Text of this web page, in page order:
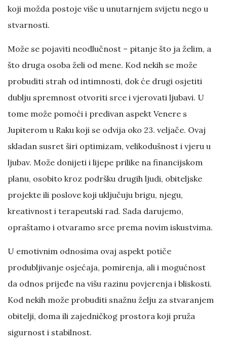
koji možda postoje više u unutarnjem svijetu nego u
stvarnosti.
Može se pojaviti neodlučnost – pitanje što ja želim, a
što druga osoba želi od mene. Kod nekih se može
probuditi strah od intimnosti, dok će drugi osjetiti
dublju spremnost otvoriti srce i vjerovati ljubavi. U
tome može pomoći i predivan aspekt Venere s
Jupiterom u Raku koji se odvija oko 23. veljače. Ovaj
skladan susret širi optimizam, velikodušnost i vjeru u
ljubav. Može donijeti i lijepe prilike na financijskom
planu, osobito kroz podršku drugih ljudi, obiteljske
projekte ili poslove koji uključuju brigu, njegu,
kreativnost i terapeutski rad. Sada darujemo,
opraštamo i otvaramo srce prema novim iskustvima.
U emotivnim odnosima ovaj aspekt potiče
produbljivanje osjećaja, pomirenja, ali i mogućnost
da odnos prijeđe na višu razinu povjerenja i bliskosti.
Kod nekih može probuditi snažnu želju za stvaranjem
obitelji, doma ili zajedničkog prostora koji pruža
sigurnost i stabilnost.